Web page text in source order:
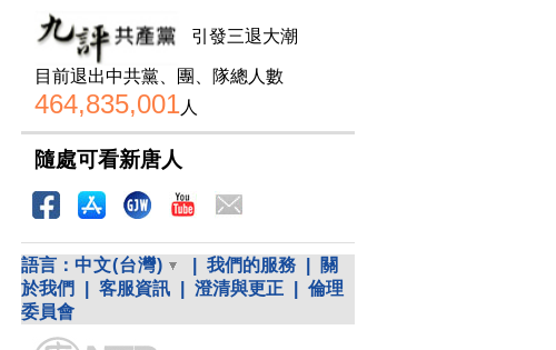
引發三退大潮
目前退出中共黨、團、隊總人數
464,835,001人
隨處可看新唐人
語言： 中文(台灣) 我們的服務
關
於我們
客服資訊 澄清與更正
倫理
委員會